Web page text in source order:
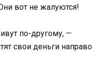
вот не жалуются!
по-другому, —
свои деньги направо